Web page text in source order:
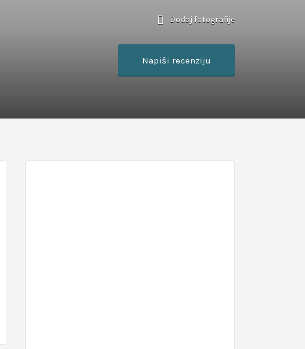
Dodaj fotografije
Napiši recenziju